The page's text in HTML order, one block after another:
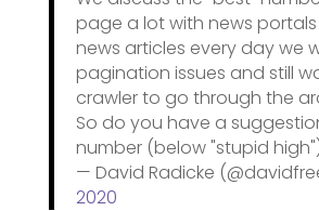
page a lot with news
news articles every day we
pagination issues and still
crawler to go through the
So do you have a
number (below "stupid
— David Radicke
2020